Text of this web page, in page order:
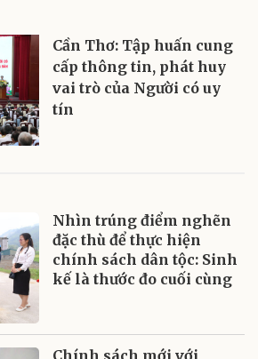
Cần Thơ: Tập huấn cung
cấp thông tin, phát huy
vai trò của Người có uy
tín
Nhìn trúng điểm nghẽn
đặc thù để thực hiện
chính sách dân tộc: Sinh
kế là thước đo cuối cùng